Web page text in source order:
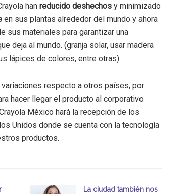
han reducido deshechos y minimizado
en sus plantas alrededor del mundo y ahora
sus materiales para garantizar una
deja al mundo. (granja solar, usar madera
lápices de colores, entre otras).
respecto a otros países, por
hacer llegar el producto al corporativo
México hará la recepción de los
Unidos donde se cuenta con la tecnología
productos.
La ciudad también nos